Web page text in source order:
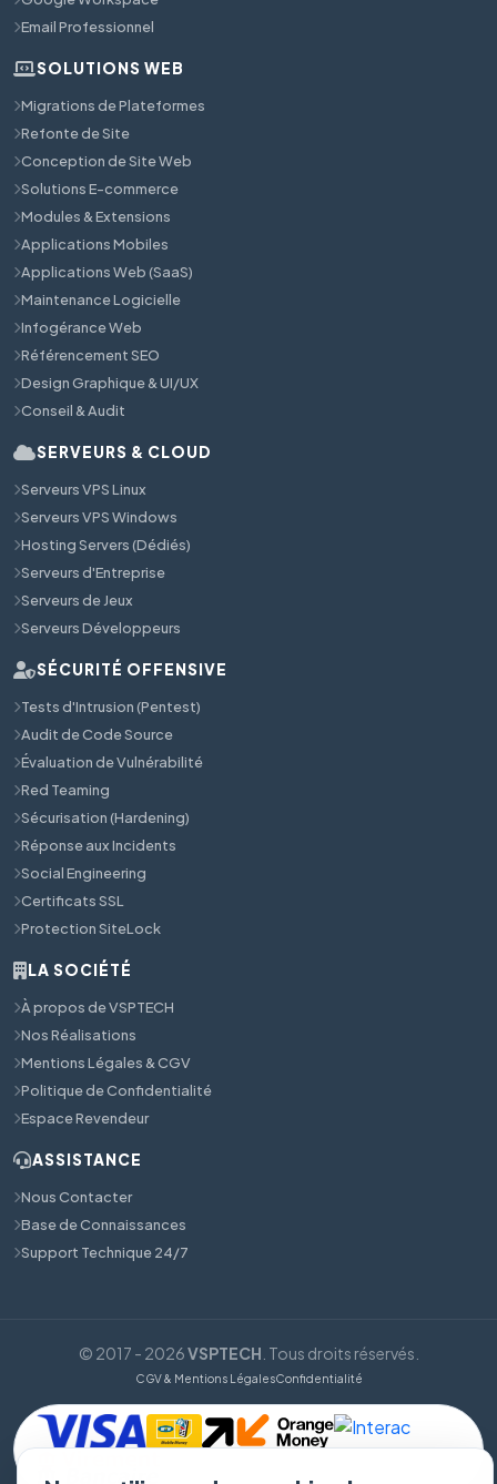
Email Professionnel
SOLUTIONS WEB
Migrations de Plateformes
Refonte de Site
Conception de Site Web
Solutions E-commerce
Modules & Extensions
Applications Mobiles
Applications Web (SaaS)
Maintenance Logicielle
Infogérance Web
Référencement SEO
Design Graphique & UI/UX
Conseil & Audit
SERVEURS & CLOUD
Serveurs VPS Linux
Serveurs VPS Windows
Hosting Servers (Dédiés)
Serveurs d'Entreprise
Serveurs de Jeux
Serveurs Développeurs
SÉCURITÉ OFFENSIVE
Tests d'Intrusion (Pentest)
Audit de Code Source
Évaluation de Vulnérabilité
Red Teaming
Sécurisation (Hardening)
Réponse aux Incidents
Social Engineering
Certificats SSL
Protection SiteLock
LA SOCIÉTÉ
À propos de VSPTECH
Nos Réalisations
Mentions Légales & CGV
Politique de Confidentialité
Espace Revendeur
ASSISTANCE
Nous Contacter
Base de Connaissances
Support Technique 24/7
© 2017 - 2026VSPTECH . Tous droits réservés.
CGV & Mentions LégalesConfidentialité